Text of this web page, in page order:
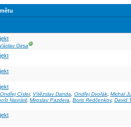
Václav GirsaⒼ
Ondřej Císler, Vítězslav Danda, Ondřej Dvořák, Michal
Navrátil, Miroslav Pazdera Boris Redčenkov, David